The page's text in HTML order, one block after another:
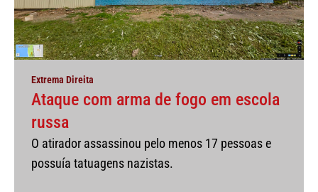
Extrema Direita
Ataque com arma de fogo em escola
russa
O atirador assassinou pelo menos 17 pessoas e
possuía tatuagens nazistas.